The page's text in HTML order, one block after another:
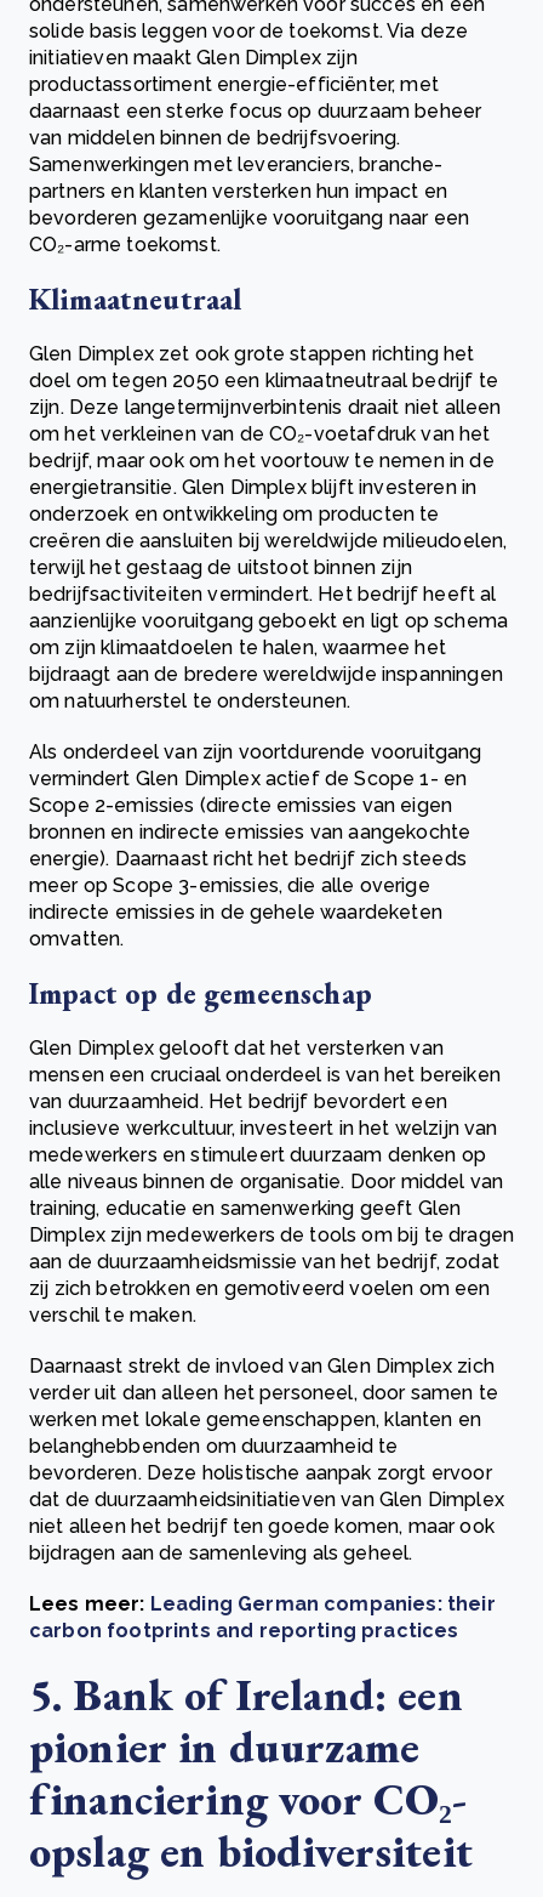
solide basis leggen voor de toekomst. Via deze
initiatieven maakt Glen Dimplex zijn
productassortiment energie-efficiënter, met
daarnaast een sterke focus op duurzaam beheer
van middelen binnen de bedrijfsvoering.
Samenwerkingen met leveranciers, branche-
partners en klanten versterken hun impact en
bevorderen gezamenlijke vooruitgang naar een
CO₂-arme toekomst.
Klimaatneutraal
Glen Dimplex zet ook grote stappen richting het
doel om tegen 2050 een klimaatneutraal bedrijf te
zijn. Deze langetermijnverbintenis draait niet alleen
om het verkleinen van de CO₂-voetafdruk van het
bedrijf, maar ook om het voortouw te nemen in de
energietransitie. Glen Dimplex blijft investeren in
onderzoek en ontwikkeling om producten te
creëren die aansluiten bij wereldwijde milieudoelen,
terwijl het gestaag de uitstoot binnen zijn
bedrijfsactiviteiten vermindert. Het bedrijf heeft al
aanzienlijke vooruitgang geboekt en ligt op schema
om zijn klimaatdoelen te halen, waarmee het
bijdraagt aan de bredere wereldwijde inspanningen
om natuurherstel te ondersteunen.
Als onderdeel van zijn voortdurende vooruitgang
vermindert Glen Dimplex actief de Scope 1- en
Scope 2-emissies (directe emissies van eigen
bronnen en indirecte emissies van aangekochte
energie). Daarnaast richt het bedrijf zich steeds
meer op Scope 3-emissies, die alle overige
indirecte emissies in de gehele waardeketen
omvatten.
Impact op de gemeenschap
Glen Dimplex gelooft dat het versterken van
mensen een cruciaal onderdeel is van het bereiken
van duurzaamheid. Het bedrijf bevordert een
inclusieve werkcultuur, investeert in het welzijn van
medewerkers en stimuleert duurzaam denken op
alle niveaus binnen de organisatie. Door middel van
training, educatie en samenwerking geeft Glen
Dimplex zijn medewerkers de tools om bij te dragen
aan de duurzaamheidsmissie van het bedrijf, zodat
zij zich betrokken en gemotiveerd voelen om een
verschil te maken.
Daarnaast strekt de invloed van Glen Dimplex zich
verder uit dan alleen het personeel, door samen te
werken met lokale gemeenschappen, klanten en
belanghebbenden om duurzaamheid te
bevorderen. Deze holistische aanpak zorgt ervoor
dat de duurzaamheidsinitiatieven van Glen Dimplex
niet alleen het bedrijf ten goede komen, maar ook
bijdragen aan de samenleving als geheel.
Lees meer: Leading German companies: their
carbon footprints and reporting practices
5. Bank of Ireland: een
pionier in duurzame
financiering voor CO₂-
opslag en biodiversiteit